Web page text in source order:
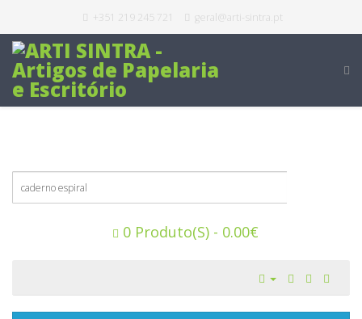
+351 219 245 721 geral@arti-sintra.pt
0 Produto(s) - 0.00€